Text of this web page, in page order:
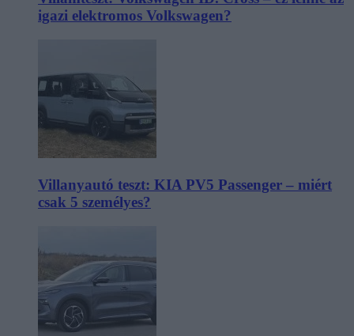
igazi elektromos Volkswagen?
Villanyautó teszt: KIA PV5 Passenger – miért
csak 5 személyes?